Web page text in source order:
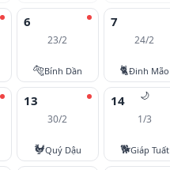
6
23/2
🐅Bính Dần
7
24/2
🐈Đinh Mão
13
30/2
🐓Quý Dậu
🌙
14
1/3
🐕Giáp Tuất